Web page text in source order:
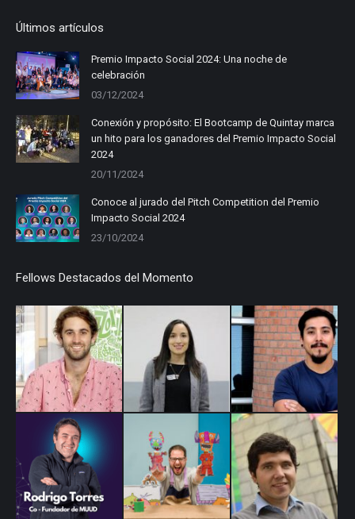
opens
in
new
window
opens
in
new
window
opens
in
new
window
Últimos artículos
Premio Impacto Social 2024: Una noche de
celebración
03/12/2024
Conexión y propósito: El Bootcamp de Quintay marca
un hito para los ganadores del Premio Impacto Social
2024
20/11/2024
Conoce al jurado del Pitch Competition del Premio
Impacto Social 2024
23/10/2024
Fellows Destacados del Momento